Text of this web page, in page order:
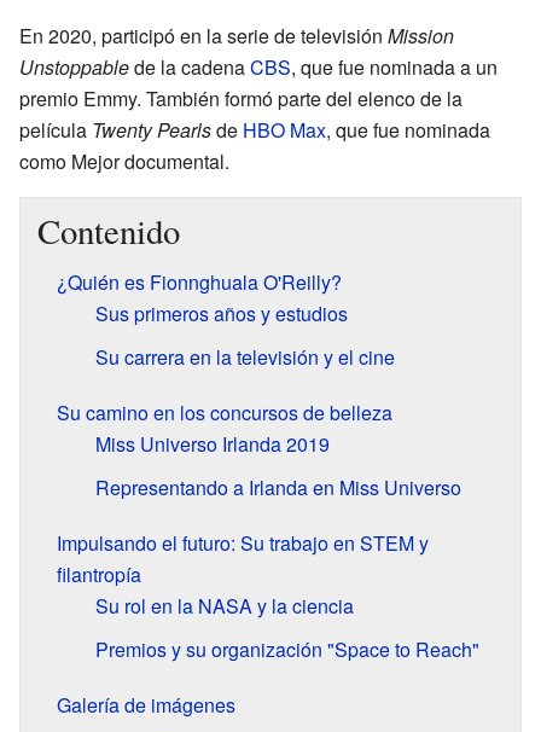
En 2020, participó en la serie de televisión Mission
Unstoppablede la cadenaCBS, que fue nominada a un
premio Emmy. También formó parte del elenco de la
película Twenty Pearlsde HBO Max, que fue nominada
como Mejor documental.
Contenido
¿Quién es Fionnghuala O'Reilly?
Sus primeros años y estudios
Su carrera en la televisión y el cine
Su camino en los concursos de belleza
Miss Universo Irlanda 2019
Representando a Irlanda en Miss Universo
Impulsando el futuro: Su trabajo en STEM y
filantropía
Su rol en la NASA y la ciencia
Premios y su organización "Space to Reach"
Galería de imágenes